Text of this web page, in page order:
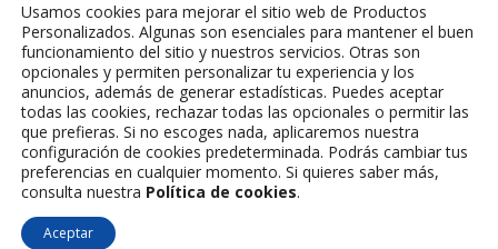
Cojin dia de la Madre –
Gracias Mamá
$30,000
Usamos cookies para mejorar el sitio web de Productos
Personalizados. Algunas son esenciales para mantener el buen
funcionamiento del sitio y nuestros servicios. Otras son
opcionales y permiten personalizar tu experiencia y los
anuncios, además de generar estadísticas. Puedes aceptar
todas las cookies, rechazar todas las opcionales o permitir las
que prefieras. Si no escoges nada, aplicaremos nuestra
configuración de cookies predeterminada. Podrás cambiar tus
preferencias en cualquier momento. Si quieres saber más,
consulta nuestra Política de cookies.
Aceptar